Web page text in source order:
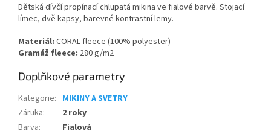
Dětská dívčí propínací chlupatá mikina ve fialové barvě. Stojací
límec, dvě kapsy, barevné kontrastní lemy.
Materiál: CORAL fleece (100% polyester)
Gramáž fleece: 280 g/m2
Doplňkové parametry
Kategorie: MIKINY A SVETRY
Záruka:
2 roky
Barva:
Fialová